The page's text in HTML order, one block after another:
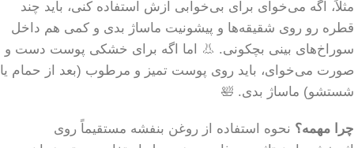
مثلاً، اگه می‌خوای برای بی‌خوابی ازش استفاده کنی، باید چند
قطره رو روی شقیقه‌ها و پیشونیت ماساژ بدی و کمی هم داخل
سوراخ‌های بینی بچکونی. 👃 اما اگه برای خشکی پوست دست و
صورت می‌خوای، باید روی پوست تمیز و مرطوب (بعد از حمام یا
شستشو) ماساژ بدی. 🛀
چرا مهمه؟ نحوه استفاده از روغن بنفشه مستقیماً روی